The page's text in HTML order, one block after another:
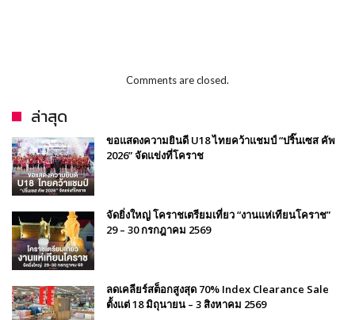
Comments are closed.
ล่าสุด
ขอแสดงความยินดี U18 ไทยคว้าแชมป์ “ปริ๊นเซส คัพ
2026” จัดแข่งที่โคราช
จัดยิ่งใหญ่ โคราชเตรียมเที่ยว “งานแห่เทียนโคราช”
29 – 30 กรกฎาคม 2569
ลดเคลียร์สต็อกสูงสุด 70% Index Clearance Sale
ตั้งแต่ 18 มิถุนายน – 3 สิงหาคม 2569